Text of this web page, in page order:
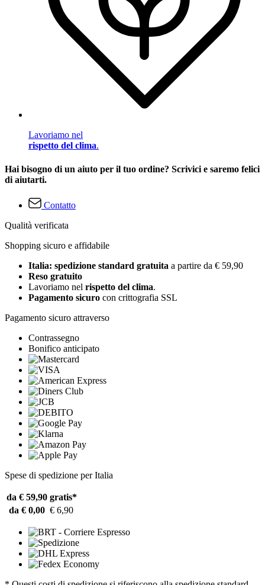
Lavoriamo nel
rispetto del clima.
Hai bisogno di un aiuto per il tuo ordine? Scrivici e saremo felici
di aiutarti.
Contatto
Qualità verificata
Shopping sicuro e affidabile
Italia: spedizione standard gratuita a partire da € 59,90
Reso gratuito
Lavoriamo nel rispetto del clima.
Pagamento sicuro con crittografia SSL
Pagamento sicuro attraverso
Contrassegno
Bonifico anticipato
Spese di spedizione per Italia
da € 59,90 gratis*
da € 0,00 € 6,90